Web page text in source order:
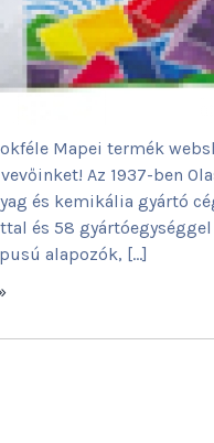
Mapei termék
Az 1937-ben
és kemikália gyártó
és 58
alapozók, […]